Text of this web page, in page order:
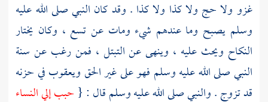
غزو ولا حج ولا كذا ولا كذا . وقد كان النبي صلى الله عليه
وسلم يصبح وما عندهم شيء ومات عن تسع ، وكان يختار
النكاح ويحث عليه ، وينهى عن التبتل ، فمن رغب عن سنة
النبي صلى الله عليه وسلم فهو على غير الحقويعقوبفي حزنه
قد تزوج . والنبي صلى الله عليه وسلم قال : { حبب إلي النساء